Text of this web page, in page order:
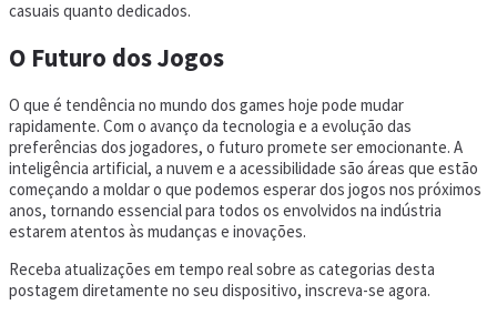
casuais quanto dedicados.
O Futuro dos Jogos
O que é tendência no mundo dos games hoje pode mudar
rapidamente. Com o avanço da tecnologia e a evolução das
preferências dos jogadores, o futuro promete ser emocionante. A
inteligência artificial, a nuvem e a acessibilidade são áreas que estão
começando a moldar o que podemos esperar dos jogos nos próximos
anos, tornando essencial para todos os envolvidos na indústria
estarem atentos às mudanças e inovações.
Receba atualizações em tempo real sobre as categorias desta
postagem diretamente no seu dispositivo, inscreva-se agora.